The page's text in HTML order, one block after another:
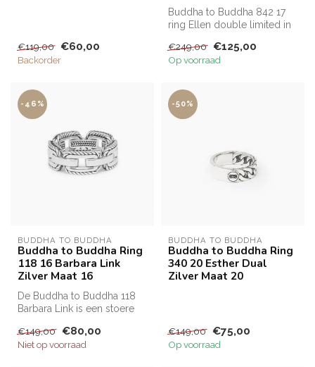
€119,00 €60,00
Backorder
Buddha to Buddha 842 17
ring Ellen double limited in
€249,00 €125,00
Op voorraad
-46%
BUDDHA TO BUDDHA
Buddha to Buddha Ring
118 16 Barbara Link
Zilver Maat 16
De Buddha to Buddha 118
Barbara Link is een stoere
bekende...
€149,00 €80,00
Niet op voorraad
-50%
BUDDHA TO BUDDHA
Buddha to Buddha Ring
340 20 Esther Dual
Zilver Maat 20
€149,00 €75,00
Op voorraad